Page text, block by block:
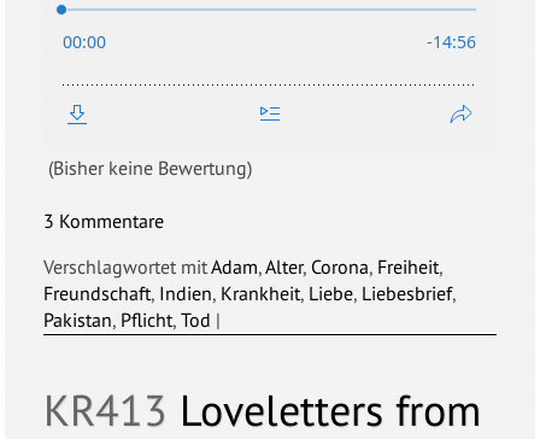
(Bisher keine Bewertung)
3 Kommentare
Verschlagwortet mitAdam,Alter, Corona, Freiheit,
Freundschaft, Indien, Krankheit, Liebe, Liebesbrief,
Pakistan, Pflicht,Tod |
KR413 Loveletters from